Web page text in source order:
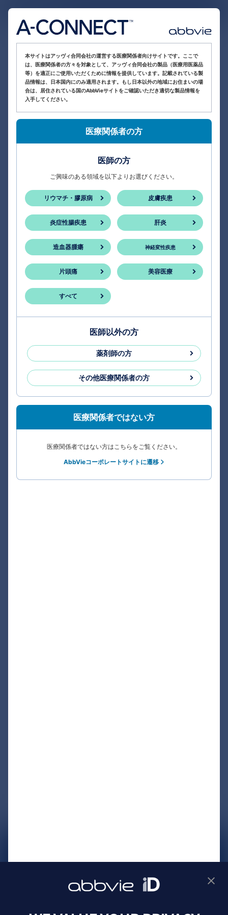
本サイトはアッヴィ合同会社の運営する医療関係者向けサイトです。ここで
は、医療関係者の方々を対象として、アッヴィ合同会社の製品（医療用医薬品
等）を適正にご使用いただくために情報を提供しています。記載されている製
品情報は、日本国内にのみ適用されます。もし日本以外の地域にお住まいの場
合は、居住されている国のAbbVieサイトをご確認いただき適切な製品情報を
入手してください。
医療関係者の方
医師の方
ご興味のある領域を以下よりお選びください。
リウマチ・膠原病 皮膚疾患
炎症性腸疾患 肝炎
造血器腫瘍 神経変性疾患
片頭痛 美容医療
すべて
医師以外の方
薬剤師の方
その他医療関係者の方
医療関係者ではない方
医療関係者ではない方はこちらをご覧ください。
AbbVieコーポレートサイトに遷移
プライバシーポリシー